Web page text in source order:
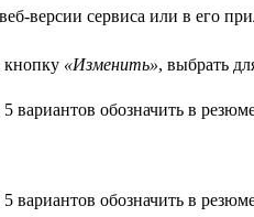
версии сервиса или в его
кнопку «Изменить», выбрать